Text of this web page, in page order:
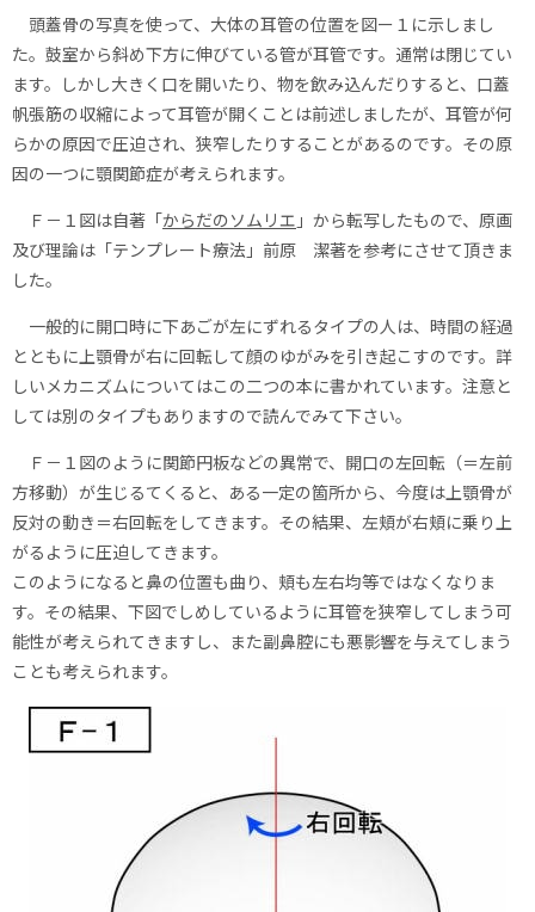
頭蓋骨の写真を使って、大体の耳管の位置を図ー１に示しまし
た。鼓室から斜め下方に伸びている管が耳管です。通常は閉じてい
ます。しかし大きく口を開いたり、物を飲み込んだりすると、口蓋
帆張筋の収縮によって耳管が開くことは前述しましたが、耳管が何
らかの原因で圧迫され、狭窄したりすることがあるのです。その原
因の一つに顎関節症が考えられます。
Ｆ－１図は自著「からだのソムリエ 」から転写したもので、原画
及び理論は「テンプレート療法」前原 潔著を参考にさせて頂きま
した。
一般的に開口時に下あごが左にずれるタイプの人は、時間の経過
とともに上顎骨が右に回転して顔のゆがみを引き起こすのです。詳
しいメカニズムについてはこの二つの本に書かれています。注意と
しては別のタイプもありますので読んでみて下さい。
Ｆ－１図のように関節円板などの異常で、開口の左回転（＝左前
方移動）が生じるてくると、ある一定の箇所から、今度は上顎骨が
反対の動き＝右回転をしてきます。その結果、左頬が右頬に乗り上
がるように圧迫してきます。
このようになると鼻の位置も曲り、頬も左右均等ではなくなりま
す。その結果、下図でしめしているように耳管を狭窄してしまう可
能性が考えられてきますし、また副鼻腔にも悪影響を与えてしまう
ことも考えられます。